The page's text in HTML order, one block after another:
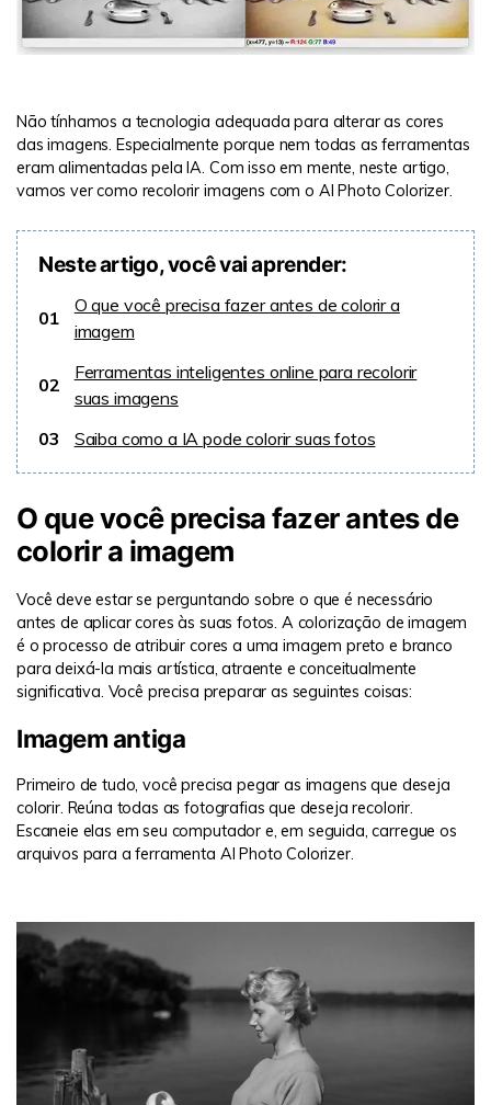
Não tínhamos a tecnologia adequada para alterar as cores
das imagens. Especialmente porque nem todas as ferramentas
eram alimentadas pela IA. Com isso em mente, neste artigo,
vamos ver como recolorir imagens com o AI Photo Colorizer.
Neste artigo, você vai aprender:
01
O que você precisa fazer antes de colorir a
imagem
02
Ferramentas inteligentes online para recolorir
suas imagens
03
Saiba como a IA pode colorir suas fotos
O que você precisa fazer antes de
colorir a imagem
Você deve estar se perguntando sobre o que é necessário
antes de aplicar cores às suas fotos. A colorização de imagem
é o processo de atribuir cores a uma imagem preto e branco
para deixá-la mais artística, atraente e conceitualmente
significativa. Você precisa preparar as seguintes coisas:
Imagem antiga
Primeiro de tudo, você precisa pegar as imagens que deseja
colorir. Reúna todas as fotografias que deseja recolorir.
Escaneie elas em seu computador e, em seguida, carregue os
arquivos para a ferramenta AI Photo Colorizer.